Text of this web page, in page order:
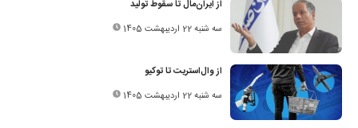
از ایران‌مال تا سقوط تولید
سه شنبه 22 اردیبهشت 1405
از وال‌استریت تا توکیو
سه شنبه 22 اردیبهشت 1405